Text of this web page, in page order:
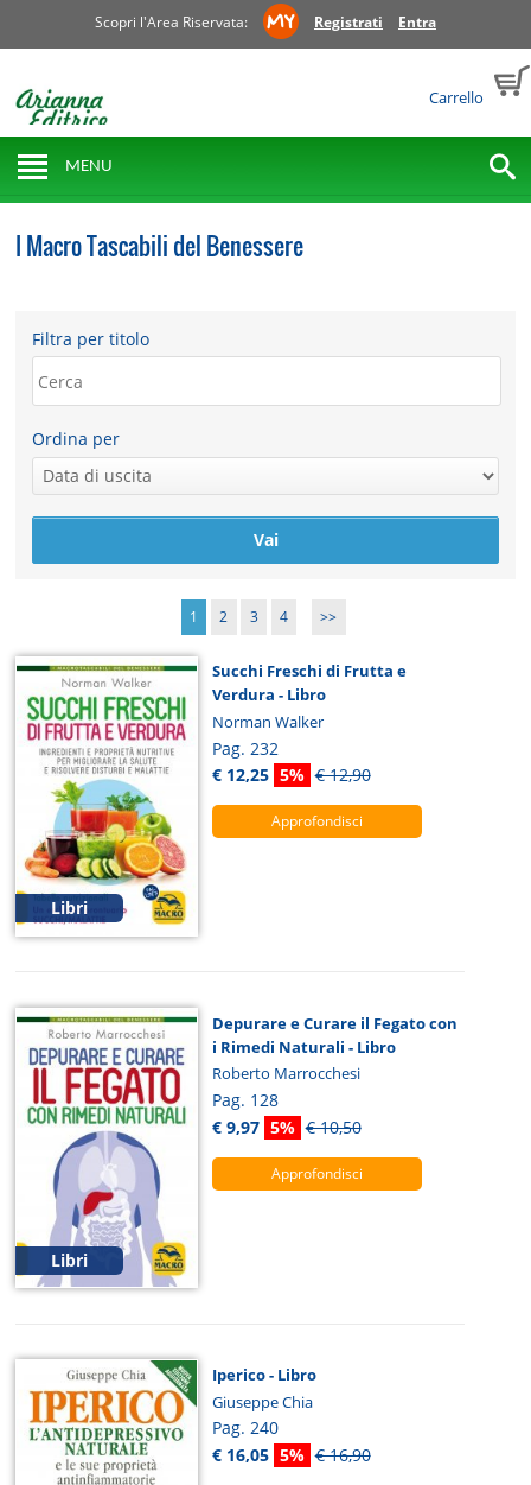
Scopri l'Area Riservata: Registrati Entra
Carrello
MENU
I Macro Tascabili del Benessere
Filtra per titolo
Ordina per
1 2 3 4 >>
Libri
Succhi Freschi di Frutta e
Verdura - Libro
Norman Walker
Pag. 232
€ 12,25 5% € 12,90
Approfondisci
Libri
Depurare e Curare il Fegato con
i Rimedi Naturali - Libro
Roberto Marrocchesi
Pag. 128
€ 9,97 5% € 10,50
Approfondisci
Iperico - Libro
Giuseppe Chia
Pag. 240
€ 16,05 5% € 16,90